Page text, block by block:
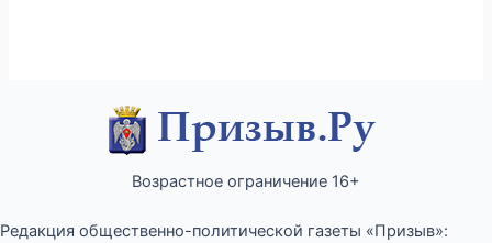
Возрастное ограничение 16+
Редакция общественно-политической газеты «Призыв»: